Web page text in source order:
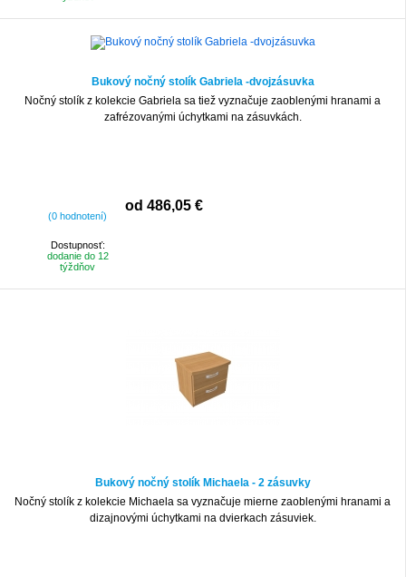
Bukový nočný stolík Gabriela -dvojzásuvka
Nočný stolík z kolekcie Gabriela sa tiež vyznačuje zaoblenými hranami a
zafrézovanými úchytkami na zásuvkách.
(0 hodnotení)
Dostupnosť:
dodanie do 12
týždňov
od 486,05 €
Bukový nočný stolík Michaela - 2 zásuvky
Nočný stolík z kolekcie Michaela sa vyznačuje mierne zaoblenými hranami a
dizajnovými úchytkami na dvierkach zásuviek.